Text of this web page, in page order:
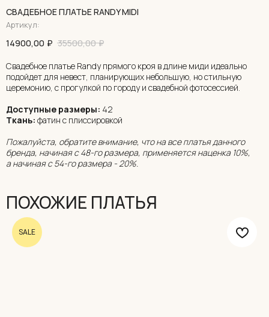
СВАДЕБНОЕ ПЛАТЬЕ RANDY MIDI
Артикул:
14900,00 ₽ 35500,00 ₽
Свадебное платье Randy прямого кроя в длине миди идеально
подойдет для невест, планирующих небольшую, но стильную
церемонию, с прогулкой по городу и свадебной фотосессией.
Доступные размеры: 42
Ткань: фатин с плиссировкой
Пожалуйста, обратите внимание, что на все платья данного
бренда, начиная с 48-го размера, применяется наценка 10%,
а начиная с 54-го размера - 20%.
ПОХОЖИЕ ПЛАТЬЯ
SALE